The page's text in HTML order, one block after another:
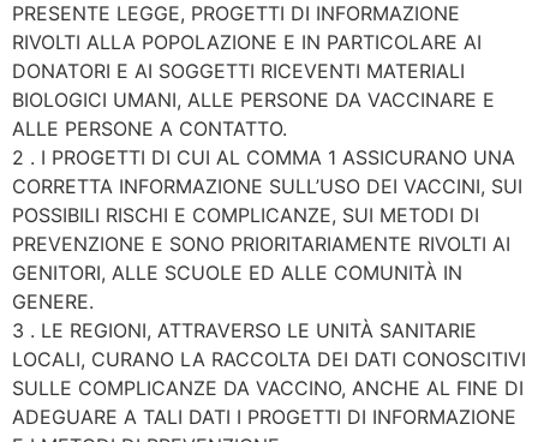
PRESENTE LEGGE, PROGETTI DI INFORMAZIONE
RIVOLTI ALLA POPOLAZIONE E IN PARTICOLARE AI
DONATORI E AI SOGGETTI RICEVENTI MATERIALI
BIOLOGICI UMANI, ALLE PERSONE DA VACCINARE E
ALLE PERSONE A CONTATTO.
2 . I PROGETTI DI CUI AL COMMA 1 ASSICURANO UNA
CORRETTA INFORMAZIONE SULL’USO DEI VACCINI, SUI
POSSIBILI RISCHI E COMPLICANZE, SUI METODI DI
PREVENZIONE E SONO PRIORITARIAMENTE RIVOLTI AI
GENITORI, ALLE SCUOLE ED ALLE COMUNITÀ IN
GENERE.
3 . LE REGIONI, ATTRAVERSO LE UNITÀ SANITARIE
LOCALI, CURANO LA RACCOLTA DEI DATI CONOSCITIVI
SULLE COMPLICANZE DA VACCINO, ANCHE AL FINE DI
ADEGUARE A TALI DATI I PROGETTI DI INFORMAZIONE